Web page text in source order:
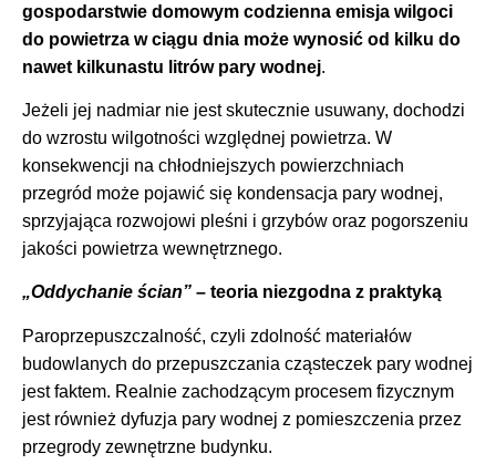
gospodarstwie domowym codzienna emisja wilgoci
do powietrza w ciągu dnia może wynosić od kilku do
nawet kilkunastu litrów pary wodnej.
Jeżeli jej nadmiar nie jest skutecznie usuwany, dochodzi
do wzrostu wilgotności względnej powietrza. W
konsekwencji na chłodniejszych powierzchniach
przegród może pojawić się kondensacja pary wodnej,
sprzyjająca rozwojowi pleśni i grzybów oraz pogorszeniu
jakości powietrza wewnętrznego.
„Oddychanie ścian” – teoria niezgodna z praktyką
Paroprzepuszczalność, czyli zdolność materiałów
budowlanych do przepuszczania cząsteczek pary wodnej
jest faktem. Realnie zachodzącym procesem fizycznym
jest również dyfuzja pary wodnej z pomieszczenia przez
przegrody zewnętrzne budynku.